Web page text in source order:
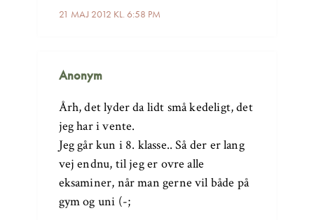
21 MAJ 2012 KL. 6:58 PM
Anonym
Årh, det lyder da lidt små kedeligt, det
jeg har i vente.
Jeg går kun i 8. klasse.. Så der er lang
vej endnu, til jeg er ovre alle
eksaminer, når man gerne vil både på
gym og uni (-;